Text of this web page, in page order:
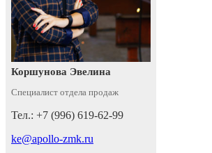
Коршунова Эвелина
Специалист отдела продаж
Тел.: +7 (996) 619-62-99
ke@apollo-zmk.ru